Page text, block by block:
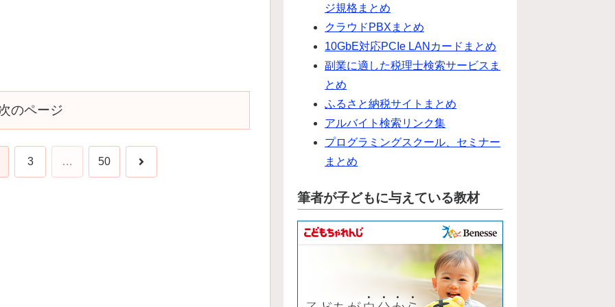
のページ
3 … 50 次
ジ規格まとめ
クラウドPBXまとめ
10GbE対応PCIe LANカードまとめ
副業に適した税理士検索サービスま
とめ
ふるさと納税サイトまとめ
アルバイト検索リンク集
プログラミングスクール、セミナー
まとめ
筆者が子どもに与えている教材